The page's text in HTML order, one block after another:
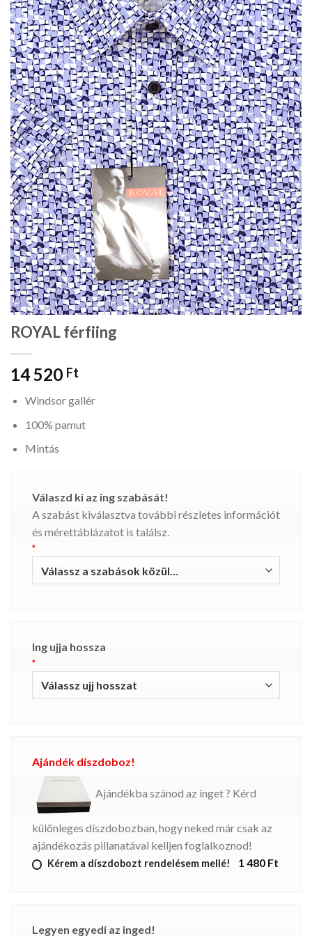
ROYAL férfiing
14 520 Ft
Windsor gallér
100% pamut
Mintás
Válaszd ki az ing szabását!
A szabást kiválasztva további részletes információt
és mérettáblázatot is találsz.
*
Ing ujja hossza
*
Ajándék díszdoboz!
Ajándékba szánod az inget ? Kérd
különleges díszdobozban, hogy neked már csak az
ajándékozás pillanatával kelljen foglalkoznod!
Kérem a díszdobozt rendelésem mellé! 1 480 Ft
Legyen egyedi az inged!